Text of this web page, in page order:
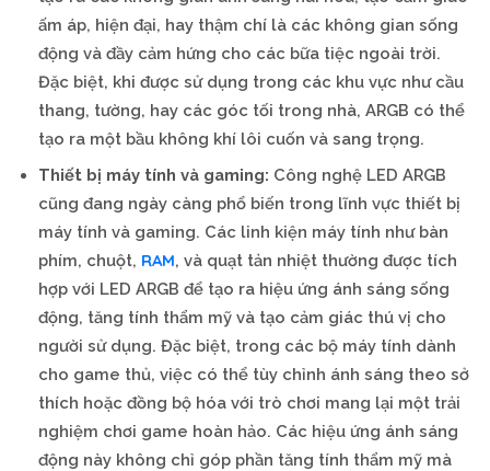
ấm áp, hiện đại, hay thậm chí là các không gian sống
động và đầy cảm hứng cho các bữa tiệc ngoài trời.
Đặc biệt, khi được sử dụng trong các khu vực như cầu
thang, tường, hay các góc tối trong nhà, ARGB có thể
tạo ra một bầu không khí lôi cuốn và sang trọng.
Thiết bị máy tính và gaming: Công nghệ LED ARGB
cũng đang ngày càng phổ biến trong lĩnh vực thiết bị
máy tính và gaming. Các linh kiện máy tính như bàn
phím, chuột, RAM, và quạt tản nhiệt thường được tích
hợp với LED ARGB để tạo ra hiệu ứng ánh sáng sống
động, tăng tính thẩm mỹ và tạo cảm giác thú vị cho
người sử dụng. Đặc biệt, trong các bộ máy tính dành
cho game thủ, việc có thể tùy chỉnh ánh sáng theo sở
thích hoặc đồng bộ hóa với trò chơi mang lại một trải
nghiệm chơi game hoàn hảo. Các hiệu ứng ánh sáng
động này không chỉ góp phần tăng tính thẩm mỹ mà